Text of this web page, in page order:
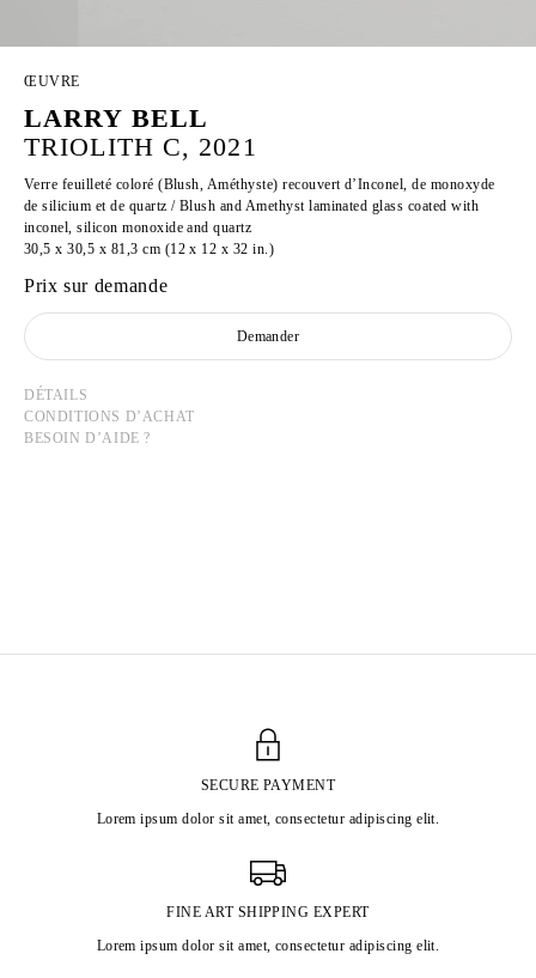
ŒUVRE
LARRY BELL
TRIOLITH C, 2021
Verre feuilleté coloré (Blush, Améthyste) recouvert d’Inconel, de monoxyde
de silicium et de quartz / Blush and Amethyst laminated glass coated with
inconel, silicon monoxide and quartz
30,5 x 30,5 x 81,3 cm (12 x 12 x 32 in.)
Prix sur demande
Demander
DÉTAILS
CONDITIONS D’ACHAT
BESOIN D’AIDE ?
SECURE PAYMENT
Lorem ipsum dolor sit amet, consectetur adipiscing elit.
FINE ART SHIPPING EXPERT
Lorem ipsum dolor sit amet, consectetur adipiscing elit.